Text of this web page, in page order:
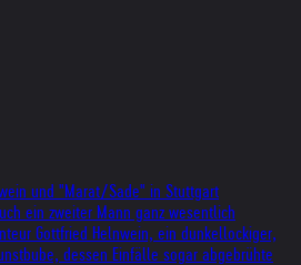
und "Marat/Sade" in Stuttgart
ein zweiter Mann ganz wesentlich
Gottfried Helnwein, ein dunkellockiger,
dessen Einfälle sogar abgebrühte